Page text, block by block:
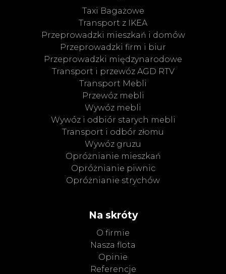
Taxi Bagażowe
Transport z IKEA
Przeprowadzki mieszkań i domów
Przeprowadzki firm i biur
Przeprowadzki międzynarodowe
Transport i przewóz AGD RTV
Transport Mebli
Przewóz mebli
Wywóz mebli
Wywóz i odbiór starych mebli
Transport i odbór złomu
Wywóz gruzu
Opróżnianie mieszkań
Opróżnianie piwnic
Opróżnianie strychów
Na skróty
O firmie
Nasza flota
Opinie
Referencje